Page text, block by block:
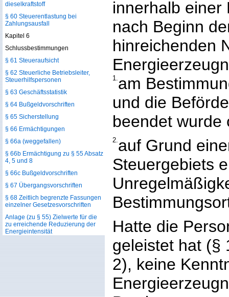
innerhalb einer
nach Beginn
hinreichenden
1.am
und die
beendet wurde
2.auf Grund
Steuergebiets
Hatte die
geleistet hat (§
2), keine
dieselkraftstoff
§ 60 Steuerentlastung bei
Zahlungsausfall
Kapitel 6
Schlussbestimmungen
§ 61 Steueraufsicht
§ 62 Steuerliche Betriebsleiter,
Steuerhilfspersonen
§ 63 Geschäftsstatistik
§ 64 Bußgeldvorschriften
§ 65 Sicherstellung
§ 66 Ermächtigungen
§ 66a (weggefallen)
§ 66b Ermächtigung zu § 55 Absatz
4, 5 und 8
§ 66c Bußgeldvorschriften
§ 67 Übergangsvorschriften
§ 68 Zeitlich begrenzte Fassungen
einzelner Gesetzesvorschriften
Anlage (zu § 55) Zielwerte für die
zu erreichende Reduzierung der
Energieintensität